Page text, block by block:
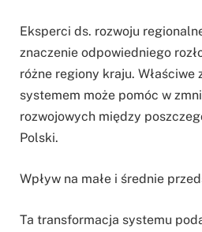
Eksperci ds. rozwoju
znaczenie odpowiedniego
różne regiony kraju. Właściwe
systemem może pomóc w
rozwojowych między
Polski.
Wpływ na małe i średnie
Ta transformacja systemu